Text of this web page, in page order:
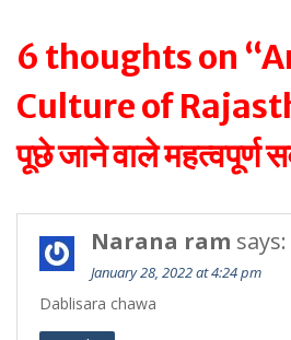
6 thoughts on
Culture of
पूछे जाने वाले महत्वपूर्ण
Narana ram says:
January 28, 2022 at 4:24 pm
Dablisara chawa